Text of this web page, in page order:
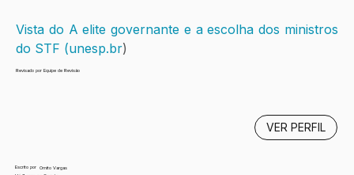
Vista do A elite governante e a escolha dos ministros
do STF (unesp.br)
Revisado por Equipe de Revisão
Escrito por
Ornito Vargas
VER PERFIL